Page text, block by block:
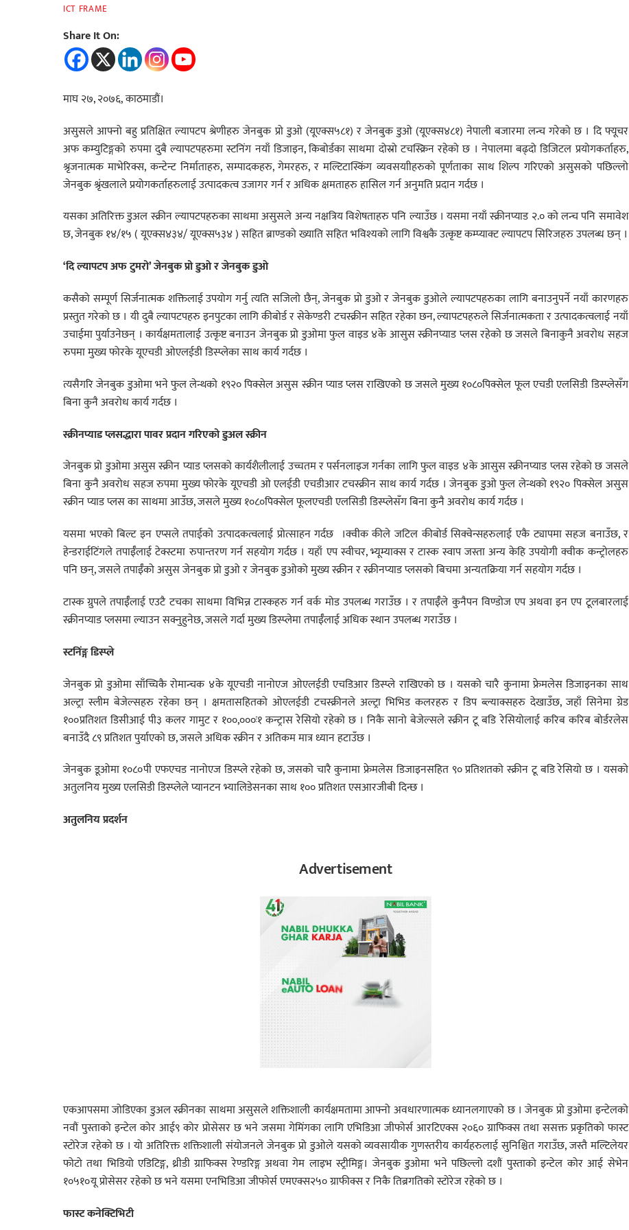
ICT FRAME
Share It On:
माघ २७, २०७६, काठमाडौं।
असुसले आफ्नो बहु प्रतिक्षित ल्यापटप श्रेणीहरु जेनबुक प्रो डुओ (यूएक्स५८१) र जेनबुक डुओ (यूएक्स४८१) नेपाली बजारमा लन्च गरेको छ । दि फ्यूचर
अफ कम्युटिङ्गको रुपमा दुबै ल्यापटपहरुमा स्टनिंग नयाँ डिजाइन, किबोर्डका साथमा दोस्रो टचस्क्रिन रहेको छ । नेपालमा बढ्दो डिजिटल प्रयोगकर्ताहरु,
श्रृजनात्मक माभेरिक्स, कन्टेन्ट निर्माताहरु, सम्पादकहरु, गेमरहरु, र मल्टिटास्किंग व्यवसयाीहरुको पूर्णताका साथ शिल्प गरिएको असुसको पछिल्लो
जेनबुक श्रृंखलाले प्रयोगकर्ताहरुलाई उत्पादकत्व उजागर गर्न र अधिक क्षमताहरु हासिल गर्न अनुमति प्रदान गर्दछ ।
यसका अतिरिक्त डुअल स्क्रीन ल्यापटपहरुका साथमा असुसले अन्य नक्षत्रिय विशेषताहरु पनि ल्याउँछ । यसमा नयाँ स्क्रीनप्याड २.० को लन्च पनि समावेश
छ, जेनबुक १४/१५ ( यूएक्स४३४/ यूएक्स५३४ ) सहित ब्राण्डको ख्याति सहित भविश्यको लागि विश्वकै उत्कृष्ट कम्प्याक्ट ल्यापटप सिरिजहरु उपलब्ध छन् ।
‘दि ल्यापटप अफ टुमरो’ जेनबुक प्रो डुओ र जेनबुक डुओ
कसैको सम्पूर्ण सिर्जनात्मक शक्तिलाई उपयोग गर्नु त्यति सजिलो छैन्, जेनबुक प्रो डुओ र जेनबुक डुओले ल्यापटपहरुका लागि बनाउनुपर्ने नयाँ कारणहरु
प्रस्तुत गरेको छ । यी दुबै ल्यापटपहरु इनपुटका लागि कीबोर्ड र सेकेण्डरी टचस्क्रीन सहित रहेका छन, ल्यापटपहरुले सिर्जनात्मकता र उत्पादकत्वलाई नयाँ
उचाईमा पुर्याउनेछन् । कार्यक्षमतालाई उत्कृष्ट बनाउन जेनबुक प्रो डुओमा फुल वाइड ४के आसुस स्क्रीनप्याड प्लस रहेको छ जसले बिनाकुनै अवरोध सहज
रुपमा मुख्य फोरके यूएचडी ओएलईडी डिस्प्लेका साथ कार्य गर्दछ ।
त्यसैगरि जेनबुक डुओमा भने फुल लेन्थको १९२० पिक्सेल असुस स्क्रीन प्याड प्लस राखिएको छ जसले मुख्य १०८०पिक्सेल फूल एचडी एलसिडी डिस्प्लेसँग
बिना कुनै अवरोध कार्य गर्दछ ।
स्क्रीनप्याड प्लसद्धारा पावर प्रदान गरिएको डुअल स्क्रीन
जेनबुक प्रो डुओमा असुस स्क्रीन प्याड प्लसको कार्यशैलीलाई उच्चतम र पर्सनलाइज गर्नका लागि फुल वाइड ४के आसुस स्क्रीनप्याड प्लस रहेको छ जसले
बिना कुनै अवरोध सहज रुपमा मुख्य फोरके यूएचडी ओ एलईडी एचडीआर टचस्क्रीन साथ कार्य गर्दछ । जेनबुक डुओ फुल लेन्थको १९२० पिक्सेल असुस
स्क्रीन प्याड प्लस का साथमा आउँछ, जसले मुख्य १०८०पिक्सेल फूलएचडी एलसिडी डिस्प्लेसँग बिना कुनै अवरोध कार्य गर्दछ ।
यसमा भएको बिल्ट इन एप्सले तपाईको उत्पादकत्वलाई प्रोत्साहन गर्दछ ।क्वीक कीले जटिल कीबोर्ड सिक्वेन्सहरुलाई एकै ट्यापमा सहज बनाउँछ, र
हेन्डराईटिंगले तपाईँलाई टेक्स्टमा रुपान्तरण गर्न सहयोग गर्दछ । यहाँ एप स्वीचर, भ्यूम्याक्स र टास्क स्वाप जस्ता अन्य केहि उपयोगी क्वीक कन्ट्रोलहरु
पनि छन्, जसले तपाईँको असुस जेनबुक प्रो डुओ र जेनबुक डुओको मुख्य स्क्रीन र स्क्रीनप्याड प्लसको बिचमा अन्यतक्रिया गर्न सहयोग गर्दछ ।
टास्क ग्रुपले तपाईँलाई एउटै टचका साथमा विभिन्न टास्कहरु गर्न वर्क मोड उपलब्ध गराउँछ । र तपाईँले कुनैपन विण्डोज एप अथवा इन एप टूलबारलाई
स्क्रीनप्याड प्लसमा ल्याउन सक्नुहुनेछ, जसले गर्दा मुख्य डिस्प्लेमा तपाईँलाई अधिक स्थान उपलब्ध गराउँछ ।
स्टनिंङ्ग डिस्प्ले
जेनबुक प्रो डुओमा साँच्चिकै रोमान्चक ४के यूएचडी नानोएज ओएलईडी एचडिआर डिस्प्ले राखिएको छ । यसको चारै कुनामा फ्रेमलेस डिजाइनका साथ
अल्ट्रा स्लीम बेजेल्सहरु रहेका छन् । क्षमतासहितको ओएलईडी टचस्क्रीनले अल्ट्रा भिभिड कलरहरु र डिप ब्ल्याक्सहरु देखाउँछ, जहाँ सिनेमा ग्रेड
१००प्रतिशत डिसीआई पी३ कलर गामुट र १००,०००ः१ कन्ट्रास रेसियो रहेको छ । निकै सानो बेजेल्सले स्क्रीन टू बडि रेसियोलाई करिब करिब बोर्डरलेस
बनाउँदै ८९ प्रतिशत पुर्याएको छ, जसले अधिक स्क्रीन र अतिकम मात्र ध्यान हटाउँछ ।
जेनबुक डूओमा १०८०पी एफएचड नानोएज डिस्प्ले रहेको छ, जसको चारै कुनामा फ्रेमलेस डिजाइनसहित ९० प्रतिशतको स्क्रीन टू बडि रेसियो छ । यसको
अतुलनिय मुख्य एलसिडी डिस्प्लेले प्यानटन भ्यालिडेसनका साथ १०० प्रतिशत एसआरजीबी दिन्छ ।
अतुलनिय प्रदर्शन
Advertisement
एकआपसमा जोडिएका डुअल स्क्रीनका साथमा असुसले शक्तिशाली कार्यक्षमतामा आफ्नो अवधारणात्मक ध्यानलगाएको छ । जेनबुक प्रो डुओमा इन्टेलको
नवौं पुस्ताको इन्टेल कोर आई९ कोर प्रोसेसर छ भने जसमा गेमिंगका लागि एभिडिआ जीफोर्स आरटिएक्स २०६० ग्राफिक्स तथा ससक्त प्रकृतिको फास्ट
स्टोरेज रहेको छ । यो अतिरिक्त शक्तिशाली संयोजनले जेनबुक प्रो डुओले यसको व्यवसायीक गुणस्तरीय कार्यहरुलाई सुनिश्चित गराउँछ, जस्तै मल्टिलेयर
फोटो तथा भिडियो एडिटिङ्ग, थ्रीडी ग्राफिक्स रेण्डरिङ्ग अथवा गेम लाइभ स्ट्रीमिङ्ग। जेनबुक डुओमा भने पछिल्लो दशौं पुस्ताको इन्टेल कोर आई सेभेन
१०५१०यू प्रोसेसर रहेको छ भने यसमा एनभिडिआ जीफोर्स एमएक्स२५० ग्राफीक्स र निकै तिब्रगतिको स्टोरेज रहेको छ ।
फास्ट कनेक्टिभिटी